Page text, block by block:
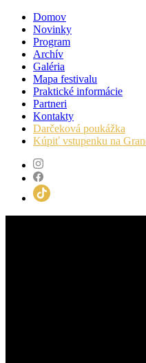
Domov
Novinky
Program
Archív
Galéria
Mapa festivalu
Praktické informácie
Partneri
Kontakty
Darčeková poukážka
Kúpiť vstupenku na